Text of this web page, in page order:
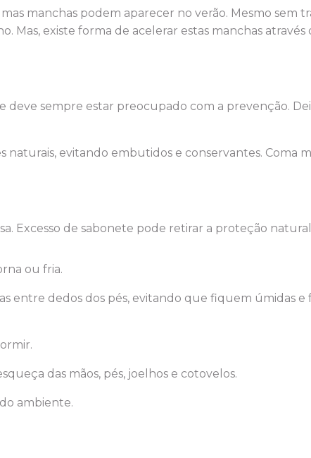
manchas podem aparecer no verão. Mesmo sem
Mas, existe forma de acelerar estas manchas através
deve sempre estar preocupado com a prevenção.
naturais, evitando embutidos e conservantes. Coma
Excesso de sabonete pode retirar a proteção
ou fria.
entre dedos dos pés, evitando que fiquem úmidas e
das mãos, pés, joelhos e cotovelos.
ambiente.